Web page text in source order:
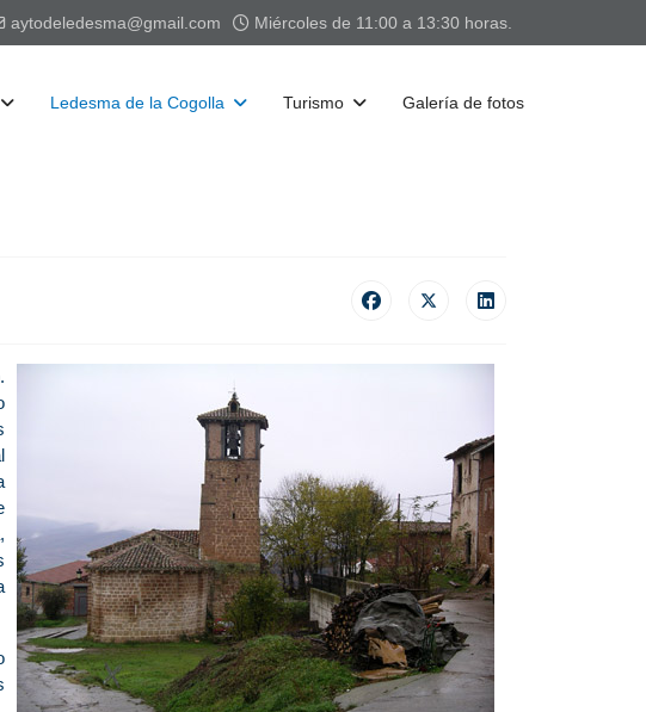
aytodeledesma@gmail.com Miércoles de 11:00 a 13:30 horas.
Ledesma de la Cogolla Turismo Galería de fotos